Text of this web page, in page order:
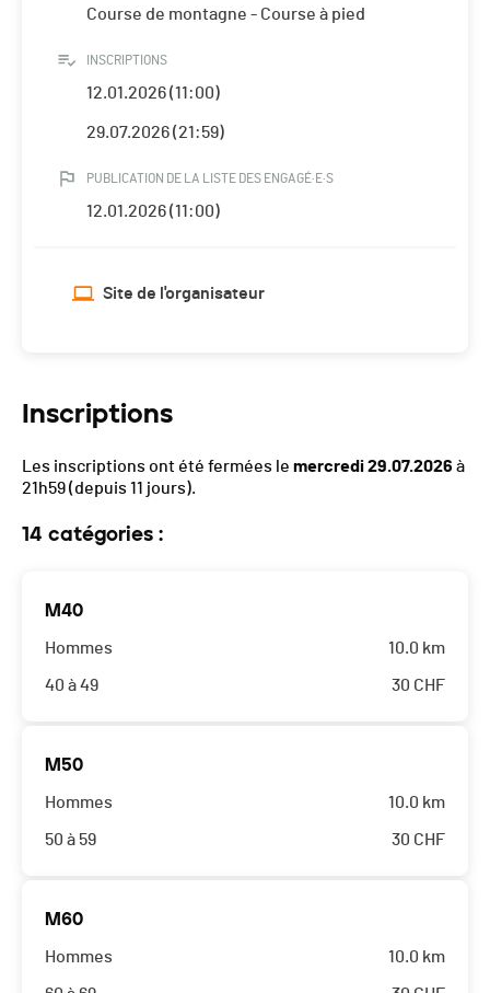
Course de montagne - Course à pied
INSCRIPTIONS
12.01.2026 (11:00)
29.07.2026 (21:59)
PUBLICATION DE LA LISTE DES ENGAGÉ·E·S
12.01.2026 (11:00)
Site de l'organisateur
Inscriptions
Les inscriptions ont été fermées le mercredi 29.07.2026 à
21h59(depuis 11 jours).
14 catégories :
M40
Hommes
40 à 49
10.0 km
30 CHF
M50
Hommes
50 à 59
10.0 km
30 CHF
M60
Hommes 10.0 km